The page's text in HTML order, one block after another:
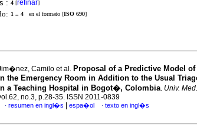
: 4 [refinar]
1 .. 4 en el formato [ISO 690]
Camilo et al. Proposal of a Predictive Model
the Emergency Room in Addition to the Usual
a Teaching Hospital in Bogot�, Colombia. Univ. Med.
no.3, p.28-35. ISSN 2011-0839
· resumen en ingl�s espa�ol · texto en ingl�s